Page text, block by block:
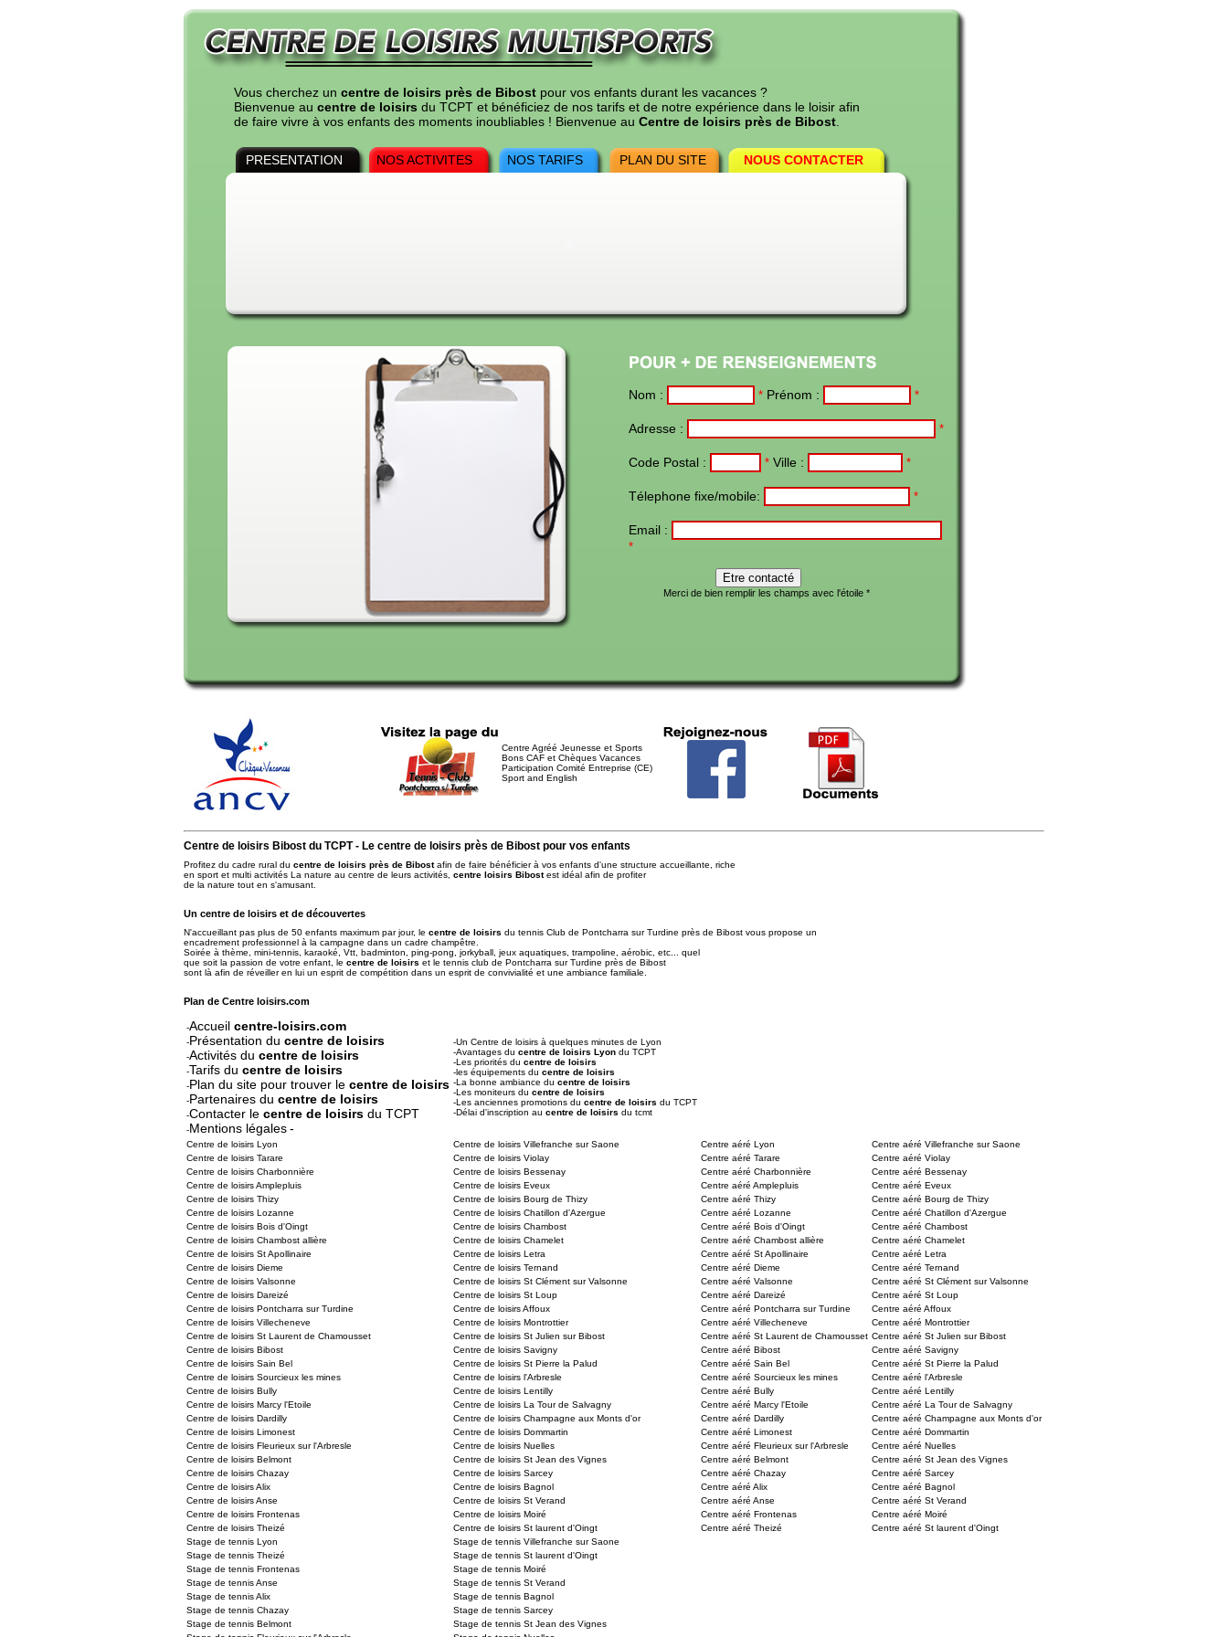
Vous cherchez un centre de loisirs près de Bibost pour vos enfants durant les vacances ?
Bienvenue au centre de loisirs du TCPT et bénéficiez de nos tarifs et de notre expérience dans le loisir afin
de faire vivre à vos enfants des moments inoubliables ! Bienvenue au Centre de loisirs près de Bibost
PRESENTATION NOS ACTIVITES NOS TARIFS PLAN DU SITE NOUS CONTACTER
Nom : * Prénom : *
Adresse : *
Code Postal : * Ville : *
Télephone fixe/mobile: *
Email :
*
Merci de bien remplir les champs avec l'étoile *
Centre Agréé Jeunesse et Sports
Bons CAF et Chèques Vacances
Participation Comité Entreprise (CE)
Sport and English
Centre de loisirs Bibost du TCPT - Le centre de loisirs près de Bibost pour vos enfants
Profitez du cadre rural du centre de loisirs près de Bibostafin de faire bénéficier à vos enfants d'une structure accueillante, riche
en sport et multi activités La nature au centre de leurs activités, centre loisirs Bibostest idéal afin de profiter
de la nature tout en s'amusant.
Un centre de loisirs et de découvertes
N'accueillant pas plus de 50 enfants maximum par jour, le centre de loisirs du tennis Club de Pontcharra sur Turdine près de Bibost vous propose un
encadrement professionnel à la campagne dans un cadre champêtre.
Soirée à thème, mini-tennis, karaoké, Vtt, badminton, ping-pong, jorkyball, jeux aquatiques, trampoline, aérobic, etc... quel
que soit la passion de votre enfant, le centre de loisirs et le tennis club de Pontcharra sur Turdine près de Bibost
sont là afin de réveiller en lui un esprit de compétition dans un esprit de convivialité et une ambiance familiale.
Plan de Centre loisirs.com
-Accueil centre-loisirs.com
-Présentation du centre de loisirs
-Activités du centre de loisirs
-Tarifs du centre de loisirs
-Plan du site pour trouver le centre de loisirs
-Partenaires du centre de loisirs
-Contacter le centre de loisirs du TCPT
-Mentions légales-
-Un Centre de loisirs à quelques minutes de Lyon
-Avantages du centre de loisirs Lyon du TCPT
-Les priorités du centre de loisirs
-les équipements du centre de loisirs
-La bonne ambiance du centre de loisirs
-Les moniteurs du centre de loisirs
-Les anciennes promotions du centre de loisirs du TCPT
-Délai d'inscription au centre de loisirs du tcmt
Centre de loisirs Lyon Centre de loisirs Villefranche sur Saone Centre aéré Lyon
Centre aéré Villefranche sur Saone
Centre de loisirs Tarare
Centre de loisirs Violay Centre aéré Tarare
Centre aéré Violay
Centre de loisirs Charbonnière
Centre de loisirs Bessenay Centre aéré Charbonnière
Centre aéré Bessenay
Centre de loisirs Amplepluis
Centre de loisirs Eveux Centre aéré Amplepluis
Centre aéré Eveux
Centre de loisirs Thizy
Centre de loisirs Bourg de Thizy Centre aéré Thizy
Centre aéré Bourg de Thizy
Centre de loisirs Lozanne
Centre de loisirs Chatillon d'Azergue Centre aéré Lozanne
Centre aéré Chatillon d'Azergue
Centre de loisirs Bois d'Oingt
Centre de loisirs Chambost Centre aéré Bois d'Oingt
Centre aéré Chambost
Centre de loisirs Chambost allière
Centre de loisirs Chamelet Centre aéré Chambost allière
Centre aéré Chamelet
Centre de loisirs St Apollinaire
Centre de loisirs Letra Centre aéré St Apollinaire
Centre aéré Letra
Centre de loisirs Dieme
Centre de loisirs Ternand Centre aéré Dieme
Centre aéré Ternand
Centre de loisirs Valsonne
Centre de loisirs St Clément sur Valsonne Centre aéré Valsonne
Centre aéré St Clément sur Valsonne
Centre de loisirs Dareizé
Centre de loisirs St Loup Centre aéré Dareizé
Centre aéré St Loup
Centre de loisirs Pontcharra sur Turdine
Centre de loisirs Affoux Centre aéré Pontcharra sur Turdine
Centre aéré Affoux
Centre de loisirs Villecheneve
Centre de loisirs Montrottier Centre aéré Villecheneve
Centre aéré Montrottier
Centre de loisirs St Laurent de Chamousset
Centre de loisirs St Julien sur Bibost Centre aéré St Laurent de Chamousset Centre aéré St Julien sur Bibost
Centre de loisirs Bibost
Centre de loisirs Savigny Centre aéré Bibost
Centre aéré Savigny
Centre de loisirs Sain Bel
Centre de loisirs St Pierre la Palud Centre aéré Sain Bel
Centre aéré St Pierre la Palud
Centre de loisirs Sourcieux les mines
Centre de loisirs l'Arbresle Centre aéré Sourcieux les mines
Centre aéré l'Arbresle
Centre de loisirs Bully
Centre de loisirs Lentilly Centre aéré Bully
Centre aéré Lentilly
Centre de loisirs Marcy l'Etoile
Centre de loisirs La Tour de Salvagny Centre aéré Marcy l'Etoile
Centre aéré La Tour de Salvagny
Centre de loisirs Dardilly
Centre de loisirs Champagne aux Monts d'or Centre aéré Dardilly
Centre aéré Champagne aux Monts d'or
Centre de loisirs Limonest
Centre de loisirs Dommartin Centre aéré Limonest
Centre aéré Dommartin
Centre de loisirs Fleurieux sur l'Arbresle
Centre de loisirs Nuelles Centre aéré Fleurieux sur l'Arbresle
Centre aéré Nuelles
Centre de loisirs Belmont
Centre de loisirs St Jean des Vignes Centre aéré Belmont
Centre aéré St Jean des Vignes
Centre de loisirs Chazay
Centre de loisirs Sarcey Centre aéré Chazay
Centre aéré Sarcey
Centre de loisirs Alix
Centre de loisirs Bagnol Centre aéré Alix
Centre aéré Bagnol
Centre de loisirs Anse
Centre de loisirs St Verand Centre aéré Anse
Centre aéré St Verand
Centre de loisirs Frontenas
Centre de loisirs Moiré Centre aéré Frontenas
Centre aéré Moiré
Centre de loisirs Theizé
Centre de loisirs St laurent d'Oingt Centre aéré Theizé
Centre aéré St laurent d'Oingt
Stage de tennis Lyon
Stage de tennis Villefranche sur Saone
Stage de tennis Theizé
Stage de tennis St laurent d'Oingt
Stage de tennis Frontenas
Stage de tennis Moiré
Stage de tennis Anse
Stage de tennis St Verand
Stage de tennis Alix
Stage de tennis Bagnol
Stage de tennis Chazay
Stage de tennis Sarcey
Stage de tennis Belmont
Stage de tennis St Jean des Vignes